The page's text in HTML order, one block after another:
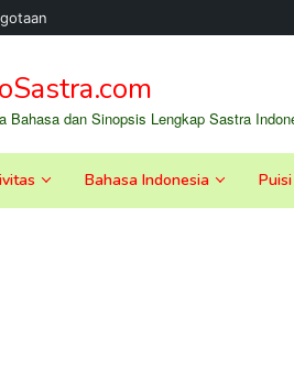
Bahasa dan Sinopsis Lengkap Sastra
Bahasa Indonesia